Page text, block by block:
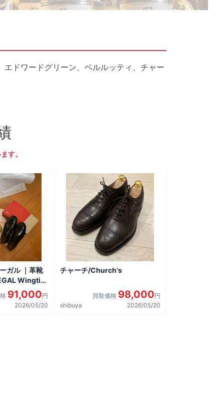
ドワードグリーン、ベルルッティ、チャー
す。
ガル ｜革靴
Wingtip
した。
91,000円
2026/05/20
チャーチ/Church's
買取価格 98,000円
shibuya
2026/05/20